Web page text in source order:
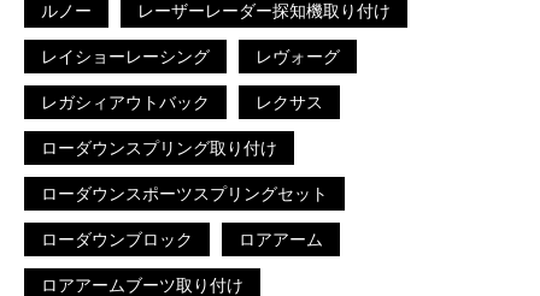
ルノー レーザーレーダー探知機取り付け
レイショーレーシング レヴォーグ
レガシィアウトバック レクサス
ローダウンスプリング取り付け
ローダウンスポーツスプリングセット
ローダウンブロック ロアアーム
ロアアームブーツ取り付け